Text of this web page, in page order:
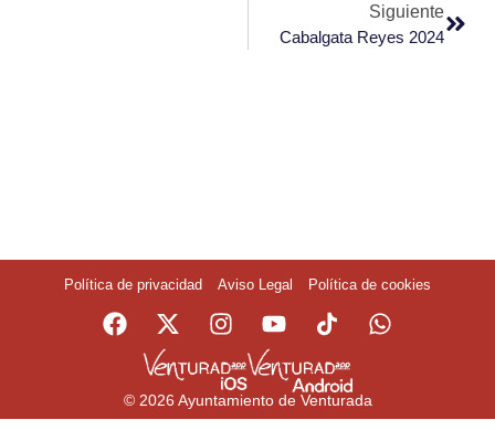
Siguiente
Cabalgata Reyes 2024
Política de privacidad Aviso Legal Política de cookies
© 2026 Ayuntamiento de Venturada